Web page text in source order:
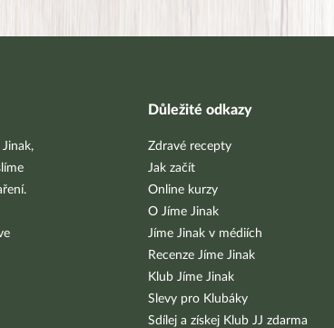
Důležité odkazy
Zdravé recepty
Jak začít
Online kurzy
O Jíme Jinak
Jíme Jinak v médiích
Recenze Jíme Jinak
Klub Jíme Jinak
Slevy pro Klubáky
Sdílej a získej Klub JJ zdarma